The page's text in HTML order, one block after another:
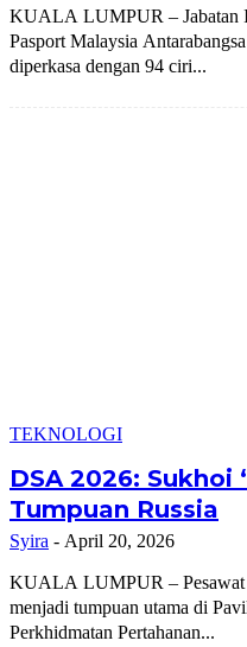
KUALA LUMPUR – Jabatan
Pasport Malaysia
diperkasa dengan 94 ciri...
TEKNOLOGI
DSA 2026: Sukhoi
Tumpuan Russia
Syira - April 20, 2026
KUALA LUMPUR – Pesawat
menjadi tumpuan utama di
Perkhidmatan Pertahanan...